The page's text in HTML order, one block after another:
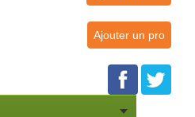
Ajouter un pro